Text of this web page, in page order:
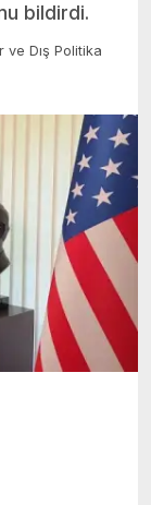
bildirdi.
ve Dış Politika